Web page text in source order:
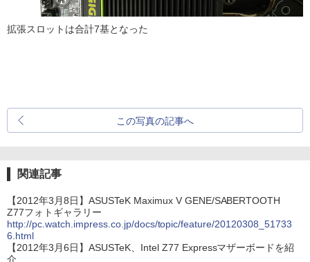
拡張スロットは合計7基となった
この写真の記事へ
関連記事
【2012年3月8日】ASUSTeK Maximux V GENE/SABERTOOTH
Z77フォトギャラリー
http://pc.watch.impress.co.jp/docs/topic/feature/20120308_51733
6.html
【2012年3月6日】ASUSTeK、Intel Z77 Expressマザーボードを紹
介